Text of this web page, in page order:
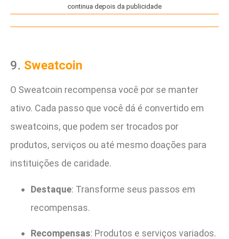
continua depois da publicidade
9. Sweatcoin
O Sweatcoin recompensa você por se manter
ativo. Cada passo que você dá é convertido em
sweatcoins, que podem ser trocados por
produtos, serviços ou até mesmo doações para
instituições de caridade.
Destaque: Transforme seus passos em
recompensas.
Recompensas: Produtos e serviços variados.